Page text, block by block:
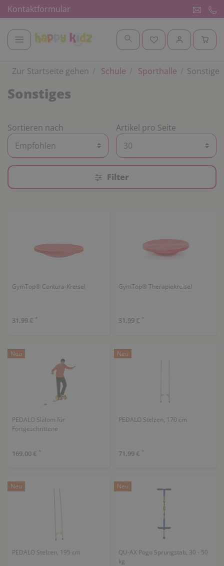
Kontaktformular
Zur Startseite gehen Schule Sporthalle Sonstiges
Sonstiges
Sortieren nach Artikel pro Seite
Filter
GymTop® Contura-Kreisel
31,99 € *
GymTop® Therapiekreisel
31,99 € *
Neu
PEDALO Slalom für
Fortgeschrittene
169,00 € *
Neu
PEDALO Stelzen, 170 cm
71,99 € *
Neu
PEDALO Stelzen, 195 cm
Neu
QU-AX Pogo Sprungstab, 30 - 50
kg